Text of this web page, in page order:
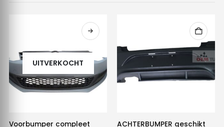
UITVERKOCHT
Voorbumper compleet
ACHTERBUMPER geschikt